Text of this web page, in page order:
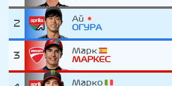
2
Ай
ОГУРА
3
Марк
МАРКЕС
Марко